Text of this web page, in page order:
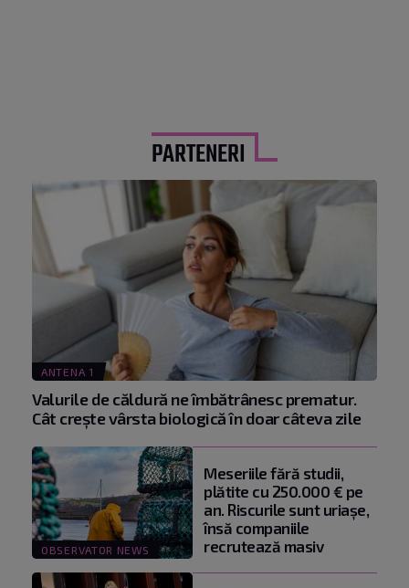
PARTENERI
ANTENA 1
Valurile de căldură ne îmbătrânesc prematur.
Cât crește vârsta biologică în doar câteva zile
OBSERVATOR NEWS
Meseriile fără studii,
plătite cu 250.000 € pe
an. Riscurile sunt uriașe,
însă companiile
recrutează masiv